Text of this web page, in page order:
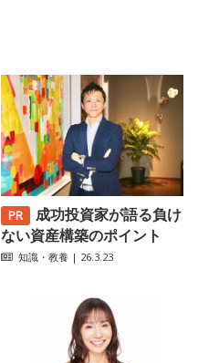
成功投資家が語る負け
ない資産構築のポイント
知識・教養 | 26.3.23